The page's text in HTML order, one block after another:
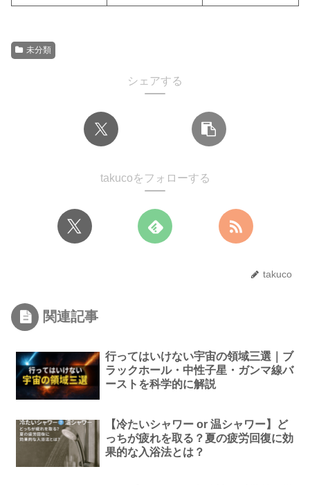
未分類
シェアする
takucoをフォローする
takuco
関連記事
行ってはいけない宇宙の領域三選｜ブ
ラックホール・中性子星・ガンマ線バ
ーストを科学的に解説
【冷たいシャワー or 温シャワー】ど
っちが疲れを取る？夏の疲労回復に効
果的な入浴法とは？